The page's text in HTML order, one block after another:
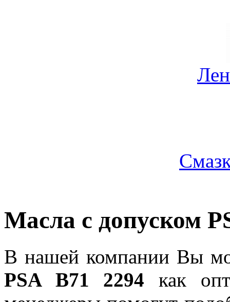
Масла с допуском
В нашей компании Вы
PSA B71 2294 как